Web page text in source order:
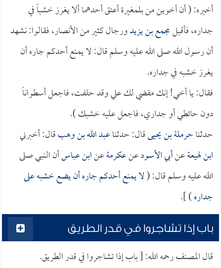
أخبره: (أن أخوين من بلمغيرة أعتق أحدهما ألا يغرز خشباً في
جداره، فأقبلمجمع بن يزيدورجال كثير من الأنصار، فقالوا: نشهد
أن رسول الله صلى الله عليه وسلم قال: لا يمنع أحدكم جاره أن
يغرز خشبه في جداره.
فقال: يا أخي! إنك مقضي لك علي وقد حلفت، فاجعل أسطواناً
دون حائطي أو جداري، فاجعل عليه خشبك ).
حدثناحرملة بن يحيىقال: حدثناعبد الله بن وهبقال: أخبرني
ابن لهيعةعنأبي الأسودعنعكرمةعنابن عباسأن النبي صلى
الله عليه وسلم قال: (لا يمنع أحدكم جاره أن يضع خشبه على
جداره) ].
باب إذا تشاجروا في قدر الطريق
قال المصنف رحمه الله: [ باب إذا تشاجروا في قدر الطريق.